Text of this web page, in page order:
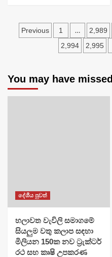
Posts
navigation
Previous 1 … 2,989
2,994
2,995
You may have missed
දේශීය පුවත්
හලාවත වැවිලි සමාගමේ
සියලුම වතු කලාප සඳහා
මිලියන 150ක නව ට්‍රැක්ටර්
රථ සහ කෘෂි උපකරණ